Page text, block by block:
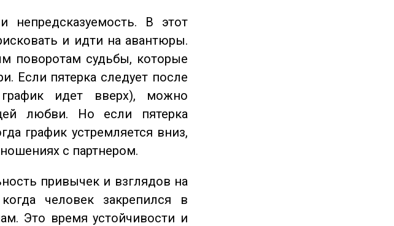
непредсказуемость. В этот
и идти на авантюры.
поворотам судьбы, которые
Если пятерка следует после
идет вверх), можно
любви. Но если пятерка
график устремляется вниз,
с партнером.
привычек и взглядов на
человек закрепился в
Это время устойчивости и